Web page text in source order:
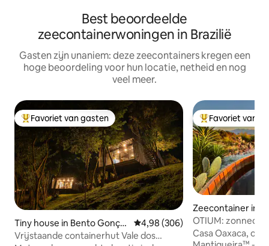
Best beoordeelde
zeecontainerwoningen in Brazilië
Gasten zijn unaniem: deze zeecontainers kregen een
hoge beoordeling voor hun locatie, netheid en nog
veel meer.
Topfavoriet van gasten
Favoriet van gasten
Tiny house in Bento Gonçal
ves
Gemiddelde beoordeling van
4,98 (306)
Vrijstaande containerhut Vale dos
Topfavoriet van
Favoriet van
Zeecontainer in
OTIUM:
zonsondergang,
Casa Oaxaca,